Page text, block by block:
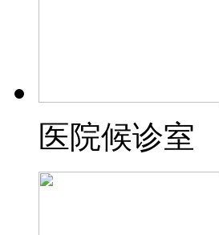
医院候诊室